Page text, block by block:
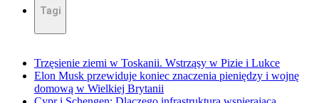
Tagi
Trzęsienie ziemi w Toskanii. Wstrząsy w Pizie i Lukce
Elon Musk przewiduje koniec znaczenia pieniędzy i wojnę
domową w Wielkiej Brytanii